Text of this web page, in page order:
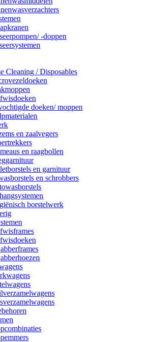
-doppen
Cleaning / Disposables
doeken/ moppen
en zaalvegers
en raagbollen
en garnituur
en schrobbers
borstelwerk